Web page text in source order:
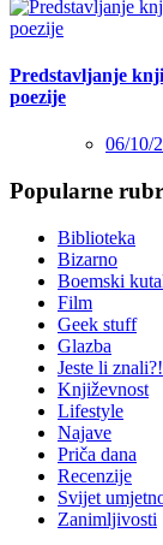
Predstavljanje
poezije
06/10/
Popularne
Biblioteka
Bizarno
Boemski
Film
Geek stuff
Glazba
Jeste li znali?!
Književnost
Lifestyle
Najave
Priča dana
Recenzije
Svijet
Zanimljivosti